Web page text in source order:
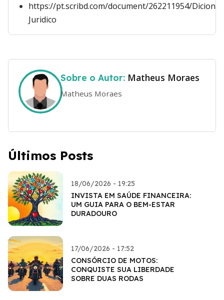
https://pt.scribd.com/document/262211954/
Juridico
Sobre o Autor: Matheus Moraes
Matheus Moraes
Últimos Posts
18/06/2026 - 19:25
INVISTA EM SAÚDE FINANCEIRA:
UM GUIA PARA O BEM-ESTAR
DURADOURO
17/06/2026 - 17:52
CONSÓRCIO DE MOTOS:
CONQUISTE SUA LIBERDADE
SOBRE DUAS RODAS